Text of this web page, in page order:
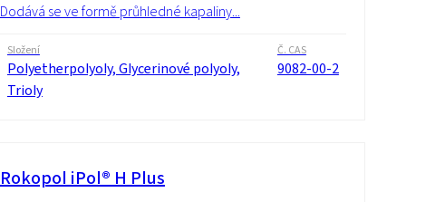
Dodává se ve formě průhledné kapaliny...
Složení
Polyetherpolyoly, Glycerinové polyoly,
Trioly
Č. CAS
9082-00-2
Rokopol iPol® H Plus